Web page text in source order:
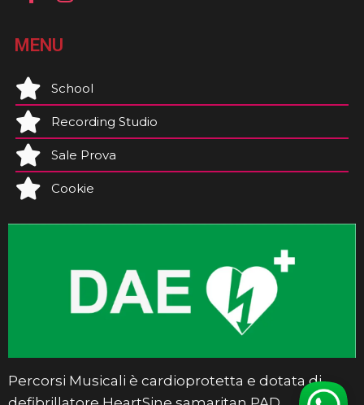
MENU
School
Recording Studio
Sale Prova
Cookie
Percorsi Musicali è cardioprotetta e dotata di